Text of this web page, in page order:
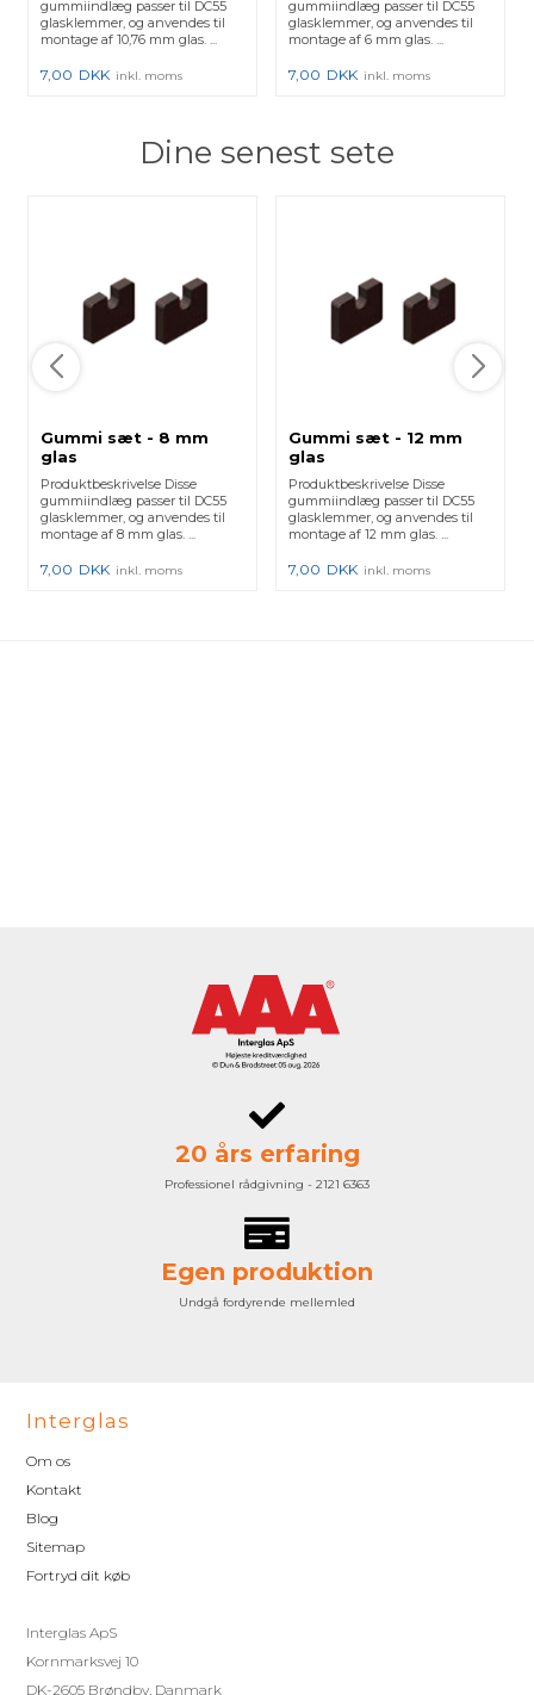
gummiindlæg passer til DC55
glasklemmer, og anvendes til
montage af 10,76 mm glas. ...
7,00 DKK inkl. moms
gummiindlæg passer til DC55
glasklemmer, og anvendes til
montage af 6 mm glas. ...
7,00 DKK inkl. moms
Dine senest sete
Gummi sæt - 8 mm
glas
Produktbeskrivelse Disse
gummiindlæg passer til DC55
glasklemmer, og anvendes til
montage af 8 mm glas. ...
7,00 DKK inkl. moms
Gummi sæt - 12 mm
glas
Produktbeskrivelse Disse
gummiindlæg passer til DC55
glasklemmer, og anvendes til
montage af 12 mm glas. ...
7,00 DKK inkl. moms
20 års erfaring
Professionel rådgivning - 2121 6363
Egen produktion
Undgå fordyrende mellemled
Interglas
Om os
Kontakt
Blog
Sitemap
Fortryd dit køb
Interglas ApS
Kornmarksvej 10
DK-2605 Brøndby, Danmark